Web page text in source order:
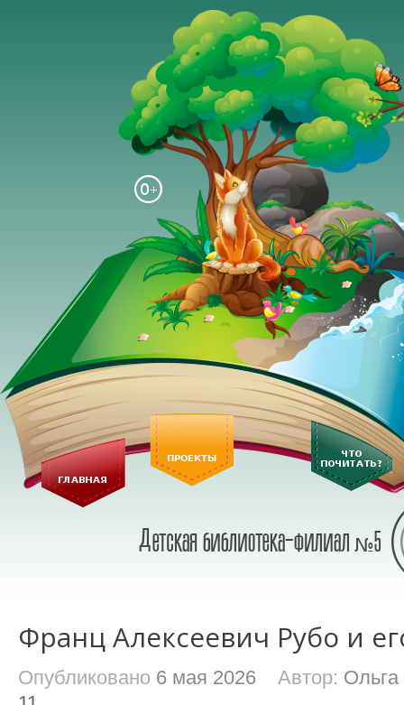
Франц Алексеевич Рубо и
Опубликовано 6 мая 2026 Автор: